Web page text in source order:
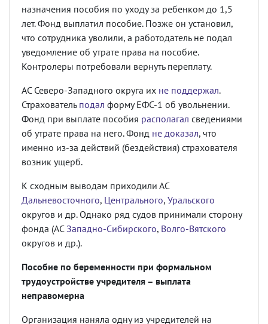
назначения пособия по уходу за ребенком до 1,5
лет. Фонд выплатил пособие. Позже он установил,
что сотрудника уволили, а работодатель не подал
уведомление об утрате права на пособие.
Контролеры потребовали вернуть переплату.
АС Северо-Западного округа их не поддержал.
Страхователь подал форму ЕФС-1 об увольнении.
Фонд при выплате пособия располагал сведениями
об утрате права на него. Фонд не доказал, что
именно из-за действий (бездействия) страхователя
возник ущерб.
К сходным выводам приходили АС
Дальневосточного, Центрального, Уральского
округов и др. Однако ряд судов принимали сторону
фонда (АСЗападно-Сибирского, Волго-Вятского
округов и др.).
Пособие по беременности при формальном
трудоустройстве учредителя – выплата
неправомерна
Организация наняла одну из учредителей на